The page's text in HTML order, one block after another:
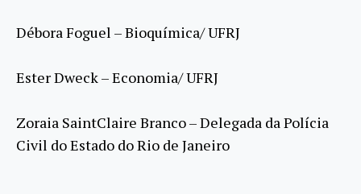
Débora Foguel – Bioquímica/ UFRJ
Ester Dweck – Economia/ UFRJ
Zoraia SaintClaire Branco – Delegada da Polícia
Civil do Estado do Rio de Janeiro